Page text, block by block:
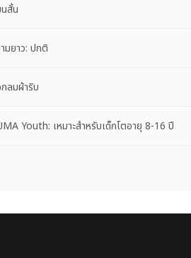
สั้น
มยาว: ปกติ
ลมผ้าริบ
Youth: เหมาะสำหรับเด็กโตอายุ 8-16 ปี